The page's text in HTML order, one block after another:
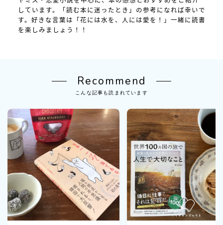
しています。「読む本に迷ったとき」の参考になれば幸いで
す。好きな言葉は「花には水を、人には愛を！」一緒に読書
を楽しみましょう！！
Recommend
こんな記事も読まれています